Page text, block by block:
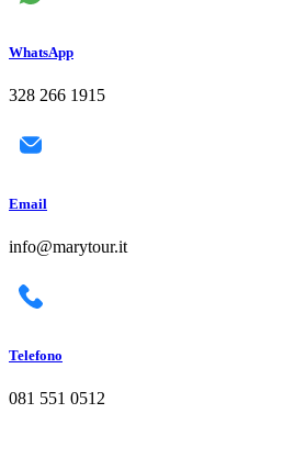
WhatsApp
328 266 1915
Email
info@marytour.it
Telefono
081 551 0512